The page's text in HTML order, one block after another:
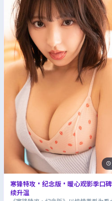
寒锋特攻·纪念版·暖心观影季口
续升温